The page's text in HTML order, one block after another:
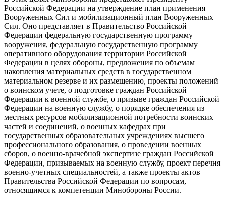
Российской Федерации на утверждение план применения
Вооруженных Сил и мобилизационный план Вооруженных
Сил. Оно представляет в Правительство Российской
Федерации федеральную государственную программу
вооружения, федеральную государственную программу
оперативного оборудования территории Российской
Федерации в целях обороны, предложения по объемам
накопления материальных средств в государственном
материальном резерве и их размещению, проекты положений
о воинском учете, о подготовке граждан Российской
Федерации к военной службе, о призыве граждан Российской
Федерации на военную службу, о порядке обеспечения из
местных ресурсов мобилизационной потребности воинских
частей и соединений, о военных кафедрах при
государственных образовательных учреждениях высшего
профессионального образования, о проведении военных
сборов, о военно-врачебной экспертизе граждан Российской
Федерации, призываемых на военную службу, проект перечня
военно-учетных специальностей, а также проекты актов
Правительства Российской Федерации по вопросам,
относящимся к компетенции Минобороны России.